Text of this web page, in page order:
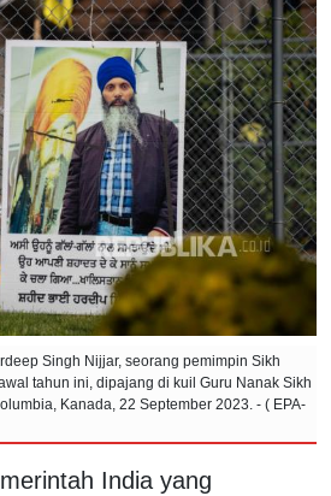
Singh Nijjar, seorang pemimpin Sikh
tahun ini, dipajang di kuil Guru Nanak Sikh
Kanada, 22 September 2023. - ( EPA-
India yang